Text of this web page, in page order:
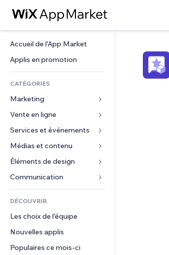
Accueil de l'App Market
Applis en promotion
CATÉGORIES
Marketing
Publicités
Mobile
Données analytiques
Réseaux sociaux
Classement de sites
E-mail
Vente en ligne
Applis pour les boutiques
Expédition et livraison
Boutons Vente
Comptabilité
Coupons et fidélisation
Solutions d'entreposage
Services et événements
Hôtels
Événements
Restaurants
Immobilier
Réservations
Médias et contenu
Galerie
Musique
Podcasts
Photographie
Vidéo
PDF
Partage de fichiers
Éléments de design
Cartes et navigation
Confidentialité
Horloge
Modèles de pages
Effets sur images
Boutons et menus
Formulaires
Sondages
Chat
Commentaires
DÉCOUVRIR
Les choix de l'équipe
Nouvelles applis
Populaires ce mois‑ci